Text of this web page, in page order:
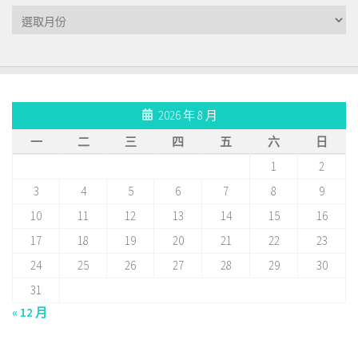
彙
2026 年 8 月
一
二 三 四 五 六
日
1
2
3
4 5 6 7 8
9
10
11 12 13 14 15
16
17
18 19 20 21 22
23
24
25 26 27 28 29
30
31
« 12 月